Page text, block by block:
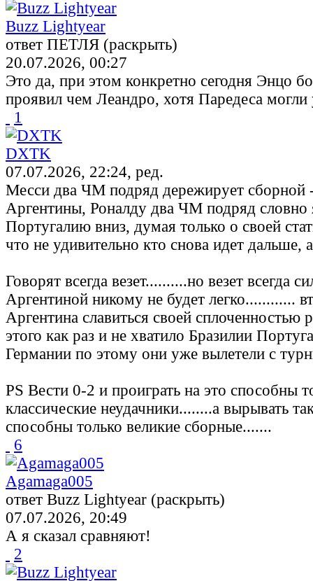
Buzz Lightyear
ответ ПЕТЛЯ (раскрыть)
20.07.2026, 00:27
Это да, при этом конкретно сегодня Энцо
проявил чем Леандро, хотя Паредеса могли
1
DXTK
07.07.2026, 22:24, ред.
Месси два ЧМ подряд дережирует сборной
Аргентины, Роналду два ЧМ подряд словно
Португалию вниз, думая только о своей
что не удивительно кто снова идет дальше,
Говорят всегда везет..........но везет всегда
Аргентиной никому не будет легко............
Аргентина славиться своей сплоченностью
этого как раз и не хватило Бразилии
Германии по этому они уже вылетели с
PS Вести 0-2 и проиграть на это способны
классические неудачники........а вырывать
способны только великие сборные.......
6
Agamaga005
ответ Buzz Lightyear (раскрыть)
07.07.2026, 20:49
А я сказал сравняют!
2